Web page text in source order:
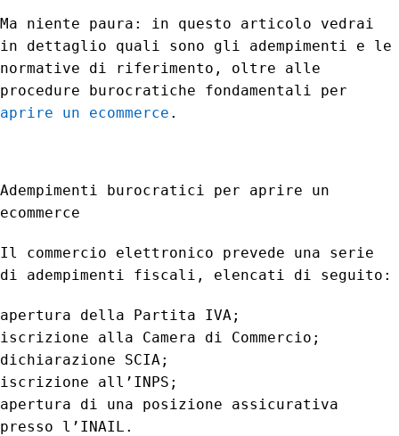
Ma niente paura: in questo articolo vedrai
in dettaglio quali sono gli adempimenti e le
normative di riferimento, oltre alle
procedure burocratiche fondamentali per
aprire un ecommerce .
Adempimenti burocratici per aprire un
ecommerce
Il commercio elettronico prevede una serie
di adempimenti fiscali, elencati di seguito:
apertura della Partita IVA;
iscrizione alla Camera di Commercio;
dichiarazione SCIA;
iscrizione all’INPS;
apertura di una posizione assicurativa
presso l’INAIL.